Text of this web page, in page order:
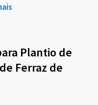
Plantio de
Ferraz de